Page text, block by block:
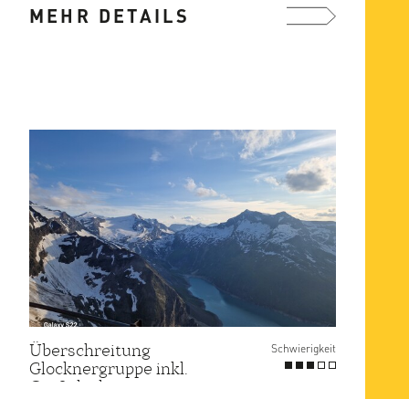
MEHR DETAILS
Überschreitung
Glocknergruppe inkl.
Großglockner
Schwierigkeit